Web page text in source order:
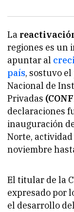
La
regiones es un
apuntar al
país, sostuvo
Nacional de
Privadas
declaraciones
inauguración
Norte,
noviembre
El titular de la
expresado por
el desarrollo